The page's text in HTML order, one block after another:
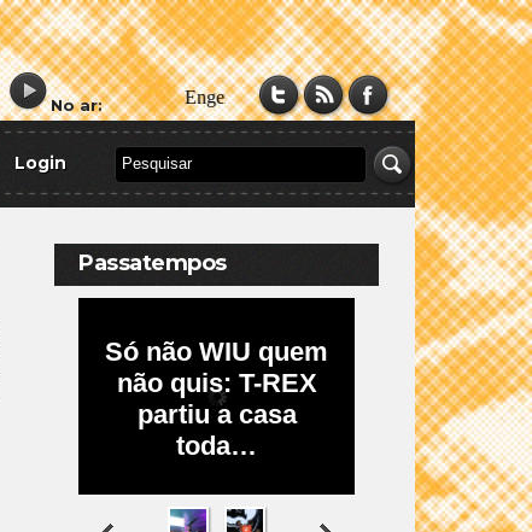
No ar:
Login
Passatempos